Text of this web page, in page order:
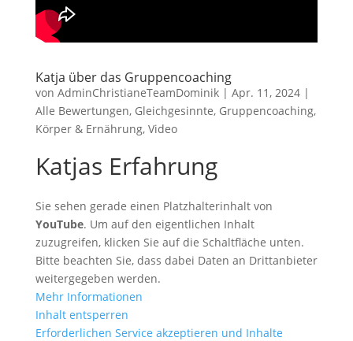
Katja über das Gruppencoaching
von AdminChristianeTeamDominik| Apr. 11, 2024|
Alle Bewertungen, Gleichgesinnte, Gruppencoaching,
Körper & Ernährung, Video
Katjas Erfahrung
Sie sehen gerade einen Platzhalterinhalt von
YouTube. Um auf den eigentlichen Inhalt
zuzugreifen, klicken Sie auf die Schaltfläche unten.
Bitte beachten Sie, dass dabei Daten an Drittanbieter
weitergegeben werden.
Mehr Informationen
Inhalt entsperren
Erforderlichen Service akzeptieren und Inhalte